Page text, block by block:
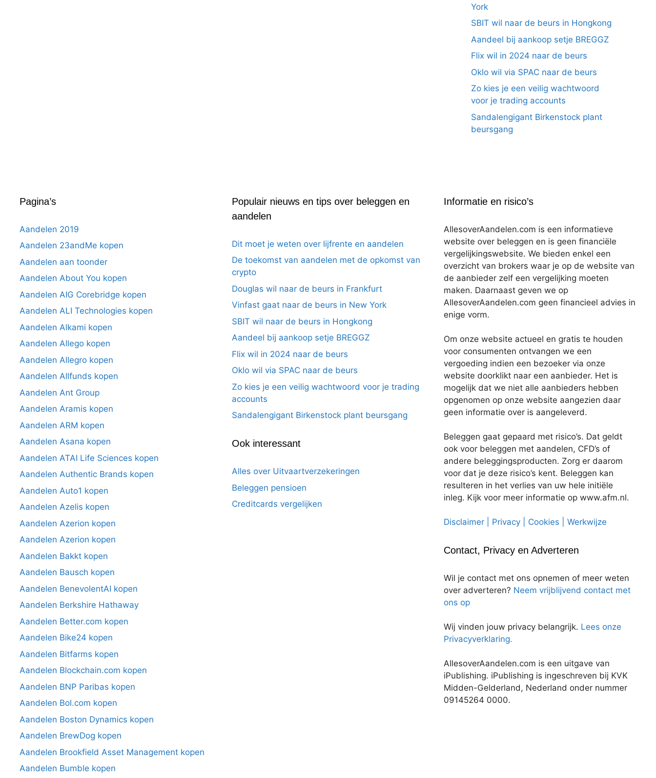
York
SBIT wil naar de beurs in Hongkong
Aandeel bij aankoop setje BREGGZ
Flix wil in 2024 naar de beurs
Oklo wil via SPAC naar de beurs
Zo kies je een veilig wachtwoord
voor je trading accounts
Sandalengigant Birkenstock plant
beursgang
Pagina’s
Aandelen 2019
Aandelen 23andMe kopen
Aandelen aan toonder
Aandelen About You kopen
Aandelen AIG Corebridge kopen
Aandelen ALI Technologies kopen
Aandelen Alkami kopen
Aandelen Allego kopen
Aandelen Allegro kopen
Aandelen Allfunds kopen
Aandelen Ant Group
Aandelen Aramis kopen
Aandelen ARM kopen
Aandelen Asana kopen
Aandelen ATAI Life Sciences kopen
Aandelen Authentic Brands kopen
Aandelen Auto1 kopen
Aandelen Azelis kopen
Aandelen Azerion kopen
Aandelen Azerion kopen
Aandelen Bakkt kopen
Aandelen Bausch kopen
Aandelen BenevolentAI kopen
Aandelen Berkshire Hathaway
Aandelen Better.com kopen
Aandelen Bike24 kopen
Aandelen Bitfarms kopen
Aandelen Blockchain.com kopen
Aandelen BNP Paribas kopen
Aandelen Bol.com kopen
Aandelen Boston Dynamics kopen
Aandelen BrewDog kopen
Aandelen Brookfield Asset Management kopen
Aandelen Bumble kopen
Populair nieuws en tips over beleggen en
aandelen
Dit moet je weten over lijfrente en aandelen
De toekomst van aandelen met de opkomst van
crypto
Douglas wil naar de beurs in Frankfurt
Vinfast gaat naar de beurs in New York
SBIT wil naar de beurs in Hongkong
Aandeel bij aankoop setje BREGGZ
Flix wil in 2024 naar de beurs
Oklo wil via SPAC naar de beurs
Zo kies je een veilig wachtwoord voor je trading
accounts
Sandalengigant Birkenstock plant beursgang
Ook interessant
Alles over Uitvaartverzekeringen
Beleggen pensioen
Creditcards vergelijken
Informatie en risico’s
AllesoverAandelen.com is een informatieve
website over beleggen en is geen financiële
vergelijkingswebsite. We bieden enkel een
overzicht van brokers waar je op de website van
de aanbieder zelf een vergelijking moeten
maken. Daarnaast geven we op
AllesoverAandelen.com geen financieel advies in
enige vorm.
Om onze website actueel en gratis te houden
voor consumenten ontvangen we een
vergoeding indien een bezoeker via onze
website doorklikt naar een aanbieder. Het is
mogelijk dat we niet alle aanbieders hebben
opgenomen op onze website aangezien daar
geen informatie over is aangeleverd.
Beleggen gaat gepaard met risico’s. Dat geldt
ook voor beleggen met aandelen, CFD’s of
andere beleggingsproducten. Zorg er daarom
voor dat je deze risico’s kent. Beleggen kan
resulteren in het verlies van uw hele initiële
inleg. Kijk voor meer informatie op www.afm.nl.
Disclaimer | Privacy | Cookies | Werkwijze
Contact, Privacy en Adverteren
Wil je contact met ons opnemen of meer weten
over adverteren? Neem vrijblijvend contact met
ons op
Wij vinden jouw privacy belangrijk. Lees onze
Privacyverklaring.
AllesoverAandelen.com is een uitgave van
iPublishing. iPublishing is ingeschreven bij KVK
Midden-Gelderland, Nederland onder nummer
09145264 0000.